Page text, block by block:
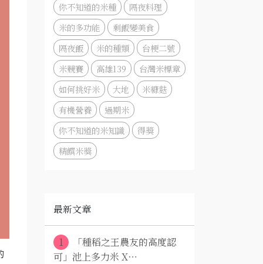
你不知道的米種
隔夜料理
米的多功能
剩飯變美食
隔夜飯
米的種類
台梗二號
米競賽
高雄139
台灣米標章
如何挑好米
大地
米糠麩
有機營養
過期米
你不知道的米知識
得獎
精饌米獎
最新文章
1
「種稻之王農友的高度認
可」池上多力米 X⋯